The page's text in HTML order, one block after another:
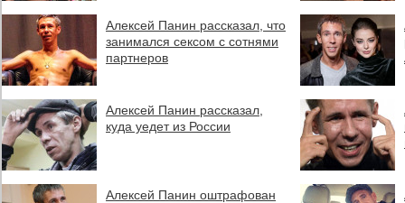
Алексей Панин рассказал, что
занимался сексом с сотнями
партнеров
Алексей Панин рассказал,
куда уедет из России
Алексей Панин оштрафован